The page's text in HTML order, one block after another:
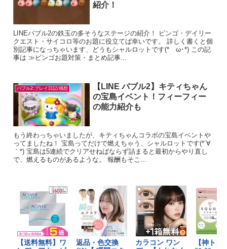
紹介！
LINEバブル2の鉄玉の多そうなステージの紹介！ ビンゴ・デイリー
クエスト・サイコロ等のお題に役立てば幸いです。 詳しく書くと個
別記事になっちゃいます、どうもシャルロットです(*ゝω･*) この記
事は ≫ビンゴお題対策・まとめ記事...
バブル2:プレイ日記/感想
【LINE バブル2】キティちゃん
の宝島イベント！フィーフィー
の能力紹介も
もう終わっちゃいましたが、キティちゃんコラボの宝島イベントや
ってましたね！ 宝島ってだけで燃えちゃう、シャルロットです(*´∀
｀*) 宝島は5連続でクリアせねばならず詰まると最初からやり直し
で、燃えるものがあるような。 報酬もそこ...